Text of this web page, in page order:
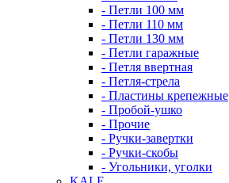
- Петли 100 мм
- Петли 110 мм
- Петли 130 мм
- Петли гаражные
- Петля ввертная
- Петля-стрела
- Пластины крепежные
- Пробой-ушко
- Прочие
- Ручки-завертки
- Ручки-скобы
- Угольники, уголки